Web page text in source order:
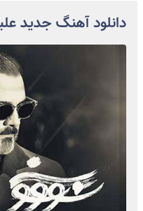
دانلود آهنگ جدید